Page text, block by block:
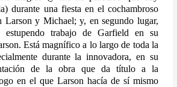
durante una fiesta en el cochambroso
Larson y Michael; y, en segundo lugar,
trabajo de Garfield en su
Está magnífico a lo largo de toda la
durante la innovadora, en su
de la obra que da título a la
en el que Larson hacía de sí mismo